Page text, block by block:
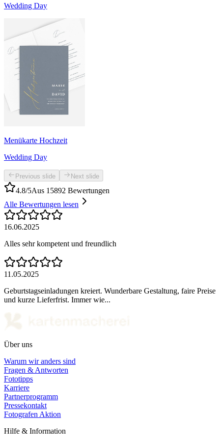
Wedding Day
Menükarte Hochzeit
Wedding Day
Previous slide Next slide
4.8/5Aus 15892 Bewertungen
Alle Bewertungen lesen
16.06.2025
Alles sehr kompetent und freundlich
11.05.2025
Geburtstagseinladungen kreiert. Wunderbare Gestaltung, faire Preise
und kurze Lieferfrist. Immer wie...
Über uns
Warum wir anders sind
Fragen & Antworten
Fototipps
Karriere
Partnerprogramm
Pressekontakt
Fotografen Aktion
Hilfe & Information